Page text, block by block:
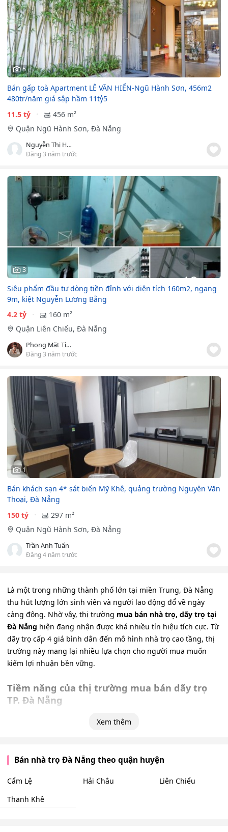
5
Bán gấp toà Apartment LÊ VĂN HIẾN-Ngũ Hành Sơn, 456m2
480tr/năm giá sập hầm 11tỷ5
11.5 tỷ
456 m²
Quận Ngũ Hành Sơn, Đà Nẵng
Nguyễn Thị Hoà Yên
Đăng 3 năm trước
3
Siêu phẩm đầu tư dòng tiền đỉnh với diện tích 160m2, ngang
9m, kiệt Nguyễn Lương Bằng
4.2 tỷ
160 m²
Quận Liên Chiểu, Đà Nẵng
Phong Mặt Tiền
Đăng 3 năm trước
1
Bán khách sạn 4* sát biển Mỹ Khê, quảng trường Nguyễn Văn
Thoại, Đà Nẵng
150 tỷ
297 m²
Quận Ngũ Hành Sơn, Đà Nẵng
Trần Anh Tuấn
Đăng 4 năm trước
Là một trong những thành phố lớn tại miền Trung, Đà Nẵng
thu hút lượng lớn sinh viên và người lao động đổ về ngày
càng đông. Nhờ vậy, thị trường mua bán nhà trọ, dãy trọ tại
Đà Nẵng hiện đang nhận được khá nhiều tín hiệu tích cực. Từ
dãy trọ cấp 4 giá bình dân đến mô hình nhà trọ cao tầng, thị
trường này mang lại nhiều lựa chọn cho người mua muốn
kiếm lợi nhuận bền vững.
Tiềm năng của thị trường mua bán dãy trọ
TP. Đà Nẵng
Thị trường mua bán nhà trọ Đà Nẵng được nhiều người quan
Hạ tầng phát triển: Thành phố đang đẩy mạnh xây dựng
công nghệ cao
vàLàng đại học phía Nam(thuộc khu vực
Ngũ Hành Sơn). Các dự án này thu hút rất nhiều kỹ sư,
Xem thêm
Bán nhà trọ Đà Nẵng theo quận huyện
Cẩm Lệ Hải Châu
Liên Chiểu
Thanh Khê